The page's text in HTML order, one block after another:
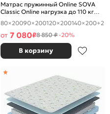
Матрас пружинный Online SOVA
Classic Online нагрузка до 110 кг
800x2000
80×20090×200120×200140×200+2
от 7 080₽8 850 ₽-20%
В корзину